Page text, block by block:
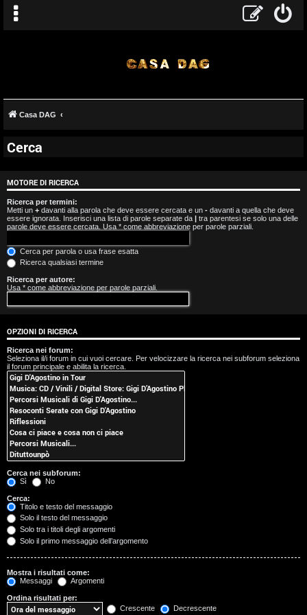
A
r
g
o
m
e
n
i
s
e
n
z
a
r
i
s
p
o
s
Casa DAG
Cerca
MOTORE DI RICERCA
Ricerca per termini:
Metti un + davanti alla parola che deve essere cercata e un - davanti a quella che deve
essere ignorata. Inserisci una lista di parole separate da | tra parentesi se solo una delle
parole deve essere cercata. Usa * come abbreviazione per parole parziali.
Cerca per parola o usa frase esatta
Ricerca qualsiasi termine
Ricerca per autore:
Usa * come abbreviazione per parole parziali.
OPZIONI DI RICERCA
Ricerca nei forum:
Seleziona il/i forum in cui vuoi cercare. Per velocizzare la ricerca nei subforum seleziona
il forum principale e abilita la ricerca.
Cerca nei subforum:
Sì
No
Cerca:
Titolo e testo del messaggio
Solo il testo del messaggio
Solo tra i titoli degli argomenti
Solo il primo messaggio dell’argomento
Mostra i risultati come:
Messaggi
Argomenti
Ordina risultati per:
Crescente
Decrescente